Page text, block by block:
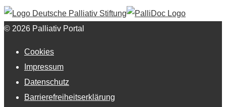
© 2026 Palliativ Portal
Cookies
Impressum
Datenschutz
Barrierefreiheitserklärung